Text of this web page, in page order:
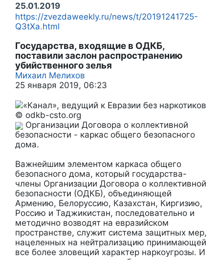
25.01.2019
https://zvezdaweekly.ru/news/t/20191241725-
Q3tXa.html
Государства, входящие в ОДКБ,
поставили заслон распространению
убийственного зелья
Михаил Мелихов
25 января 2019, 06:23
© odkb-csto.org
Организации Договора о коллективной
безопасности - каркас общего безопасного
дома.
Важнейшим элементом каркаса общего
безопасного дома, который государства-
члены Организации Договора о коллективной
безопасности (ОДКБ), объединяющей
Армению, Белоруссию, Казахстан, Киргизию,
Россию и Таджикистан, последовательно и
методично возводят на евразийском
пространстве, служит система защитных мер,
нацеленных на нейтрализацию принимающей
все более зловещий характер наркоугрозы. И